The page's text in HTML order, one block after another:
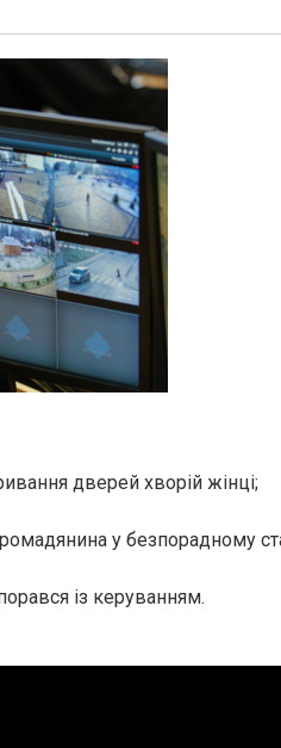
дверей хворій жінці;
у безпорадному
із керуванням.